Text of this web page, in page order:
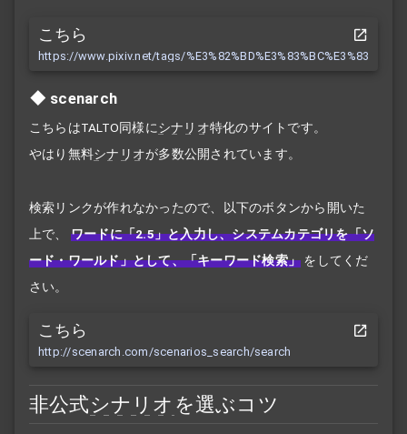
こちら
https://www.pixiv.net/tags/
0%E3%82%B7%E3%83%8A%E3%83%AA%E3%82%AA/
scenarch
こちらはTALTO同様にシナリオ特化のサイトです。
やはり無料シナリオが多数公開されています。
検索リンクが作れなかったので、以下のボタンから開いた
上で、
ワードに「2.5」と入力し、システムカテゴリを「ソ
ード・ワールド」として、「キーワード検索」 をしてくだ
さい。
こちら
http://scenarch.com/scenarios_search/search
非公式シナリオ を選ぶコツ